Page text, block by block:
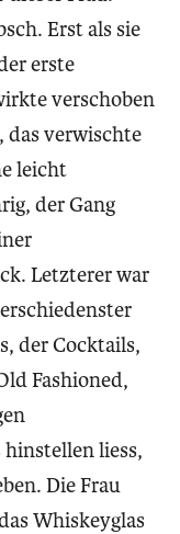
Erst als sie
erste
verschoben
das verwischte
leicht
der Gang
Letzterer war
der Cocktails,
Fashioned,
liess,
Die Frau
Whiskeyglas